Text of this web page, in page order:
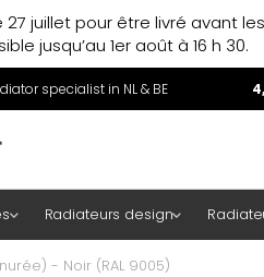
juillet pour être livré avant
jusqu’au 1er août à 16 h 30.
specialist in NL & BE
Radiateurs design
- Noir (RAL 9005)